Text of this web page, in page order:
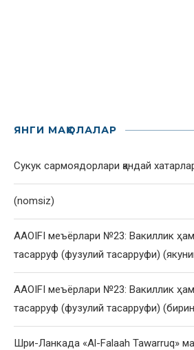
ЯНГИ МАҚОЛАЛАР
Сукук сармоядорлари қандай
(nomsiz)
AAOIFI меъёрлари №23: Вакиллик
тасарруф (фузулий тасарруфи)
AAOIFI меъёрлари №23: Вакиллик
тасарруф (фузулий тасарруфи)
Шри-Ланкада «Al-Falaah Tawarruq»